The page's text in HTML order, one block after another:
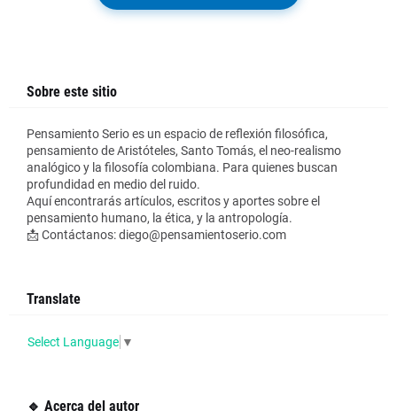
Sobre este sitio
Pensamiento Serio es un espacio de reflexión filosófica,
pensamiento de Aristóteles, Santo Tomás, el neo-realismo
analógico y la filosofía colombiana. Para quienes buscan
profundidad en medio del ruido.
Aquí encontrarás artículos, escritos y aportes sobre el
pensamiento humano, la ética, y la antropología.
📩 Contáctanos: diego@pensamientoserio.com
Translate
Select Language ▼
🔹 Acerca del autor